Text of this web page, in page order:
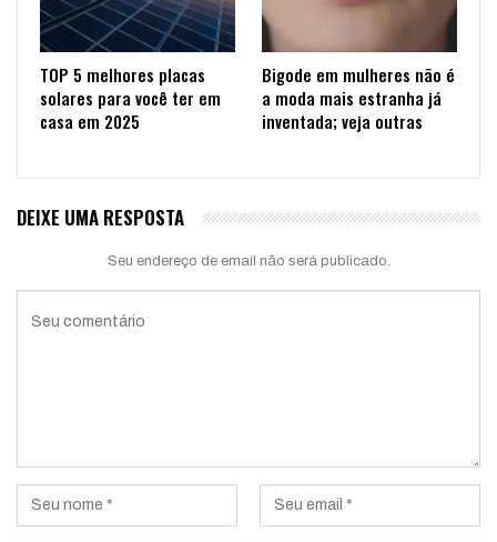
TOP 5 melhores placas
solares para você ter em
casa em 2025
Bigode em mulheres não é
a moda mais estranha já
inventada; veja outras
DEIXE UMA RESPOSTA
Seu endereço de email não será publicado.